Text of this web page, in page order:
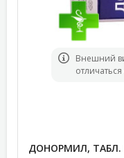
Bнешний
ДОНОРМИЛ, ТАБЛ.